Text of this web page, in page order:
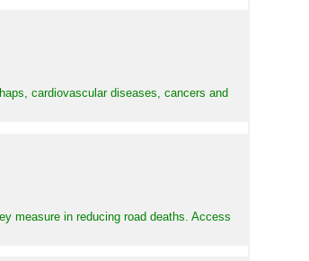
cardiovascular diseases, cancers and
measure in reducing road deaths. Access